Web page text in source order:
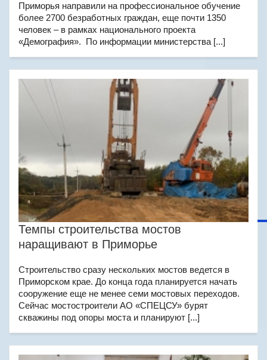
Приморья направили на профессиональное обучение
более 2700 безработных граждан, еще почти 1350
человек – в рамках национального проекта
«Демография». По информации министерства [...]
Темпы строительства мостов
наращивают в Приморье
Строительство сразу нескольких мостов ведется в
Приморском крае. До конца года планируется начать
сооружение еще не менее семи мостовых переходов.
Сейчас мостостроители АО «СПЕЦСУ» бурят
скважины под опоры моста и планируют [...]